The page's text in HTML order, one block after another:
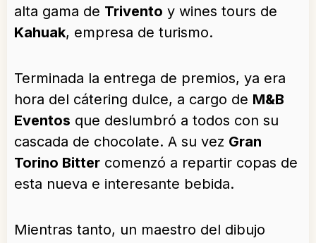
alta gama de Trivento y wines tours de
Kahuak, empresa de turismo.
Terminada la entrega de premios, ya era
hora del cátering dulce, a cargo de M&B
Eventos que deslumbró a todos con su
cascada de chocolate. A su vez Gran
Torino Bitter comenzó a repartir copas de
esta nueva e interesante bebida.
Mientras tanto, un maestro del dibujo